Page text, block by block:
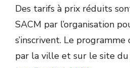
Des tarifs à prix réduits
SACM par l’organisation
s’inscrivent. Le
par la ville et sur le site du